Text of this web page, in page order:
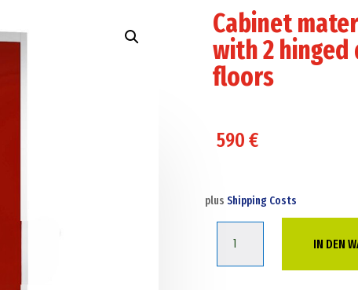
Cabinet
with 2
floors
590€
plus Shipping Costs
IN DEN